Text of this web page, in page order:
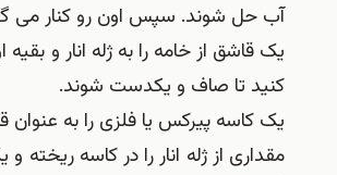
آب حل شوند. سپس اون رو کنار می
یک قاشق از خامه را به ژله انار و
کنید تا صاف و یکدست شوند.
یک کاسه پیرکس یا فلزی را به عنوان
مقداری از ژله انار را در کاسه ریخته